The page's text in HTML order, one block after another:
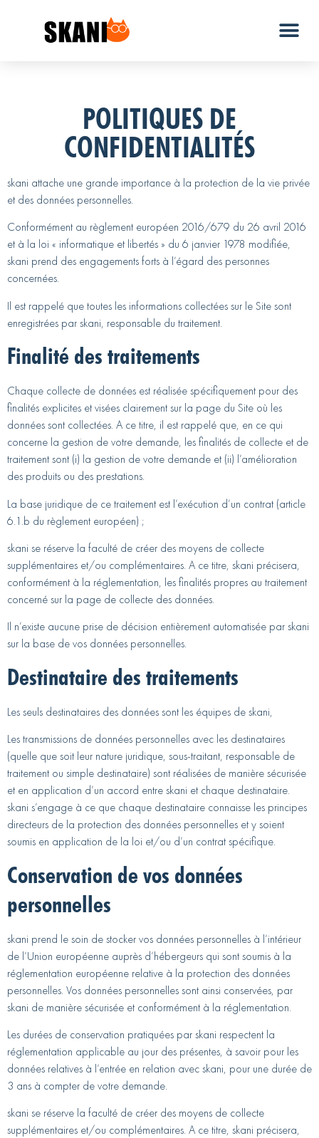
POLITIQUES DE
CONFIDENTIALITÉS
skani attache une grande importance à la protection de la vie privée
et des données personnelles.
Conformément au règlement européen 2016/679 du 26 avril 2016
et à la loi « informatique et libertés » du 6 janvier 1978 modifiée,
skani prend des engagements forts à l’égard des personnes
concernées.
Il est rappelé que toutes les informations collectées sur le Site sont
enregistrées par skani, responsable du traitement.
Finalité des traitements
Chaque collecte de données est réalisée spécifiquement pour des
finalités explicites et visées clairement sur la page du Site où les
données sont collectées. A ce titre, il est rappelé que, en ce qui
concerne la gestion de votre demande, les finalités de collecte et de
traitement sont (i) la gestion de votre demande et (ii) l’amélioration
des produits ou des prestations.
La base juridique de ce traitement est l’exécution d’un contrat (article
6.1.b du règlement européen) ;
skani se réserve la faculté de créer des moyens de collecte
supplémentaires et/ou complémentaires. A ce titre, skani précisera,
conformément à la réglementation, les finalités propres au traitement
concerné sur la page de collecte des données.
Il n’existe aucune prise de décision entièrement automatisée par skani
sur la base de vos données personnelles.
Destinataire des traitements
Les seuls destinataires des données sont les équipes de skani,
Les transmissions de données personnelles avec les destinataires
(quelle que soit leur nature juridique, sous-traitant, responsable de
traitement ou simple destinataire) sont réalisées de manière sécurisée
et en application d’un accord entre skani et chaque destinataire.
skani s’engage à ce que chaque destinataire connaisse les principes
directeurs de la protection des données personnelles et y soient
soumis en application de la loi et/ou d’un contrat spécifique.
Conservation de vos données
personnelles
skani prend le soin de stocker vos données personnelles à l’intérieur
de l’Union européenne auprès d’hébergeurs qui sont soumis à la
réglementation européenne relative à la protection des données
personnelles. Vos données personnelles sont ainsi conservées, par
skani de manière sécurisée et conformément à la réglementation.
Les durées de conservation pratiquées par skani respectent la
réglementation applicable au jour des présentes, à savoir pour les
données relatives à l’entrée en relation avec skani, pour une durée de
3 ans à compter de votre demande.
skani se réserve la faculté de créer des moyens de collecte
supplémentaires et/ou complémentaires. A ce titre, skani précisera,